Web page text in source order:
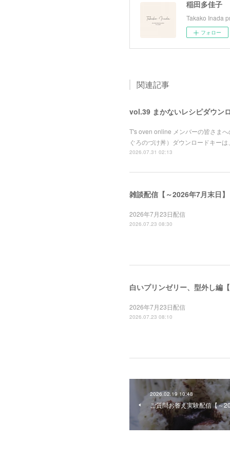
稲田多佳子
Takako Inada
フォロー
関連記事
vol.39 まかないレシピダウン
T's oven online メンバーの皆さま
ぐろのづけ丼）ダウンロードキー
2026.07.31 02:13
雑談配信【～2026年7月末日】
2026年7月23日配信
2026.07.23 08:30
白いプリンゼリー、型外し編
2026年7月23日配信
2026.07.23 08:10
2026.02.19 10:48
ご質問お答え実験配信【～